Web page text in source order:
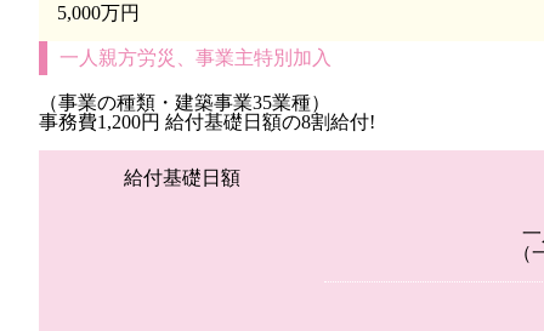
5,000万円
一人親方労災、事業主特別加入
（事業の種類・建築事業35業種）
事務費1,200円 給付基礎日額の8割給付!
給付基礎日額